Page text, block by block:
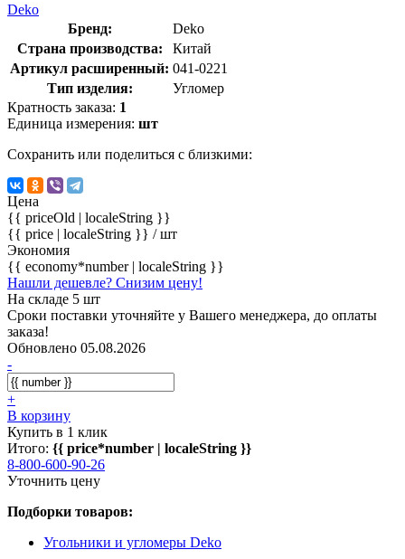
Deko
Бренд:
Deko
Страна производства:
Китай
Артикул расширенный: 041-0221
Тип изделия:
Угломер
Кратность заказа: 1
Единица измерения: шт
Сохранить или поделиться с близкими:
Цена
{{ priceOld | localeString }}
{{ price | localeString }} / шт
Экономия
{{ economy*number | localeString }}
Нашли дешевле? Снизим цену!
На складе 5 шт
Сроки поставки уточняйте у Вашего менеджера, до оплаты
заказа!
Обновлено 05.08.2026
-
+
В корзину
Купить в 1 клик
Итого: {{ price*number | localeString }}
8-800-600-90-26
Уточнить цену
Подборки товаров:
Угольники и угломеры Deko